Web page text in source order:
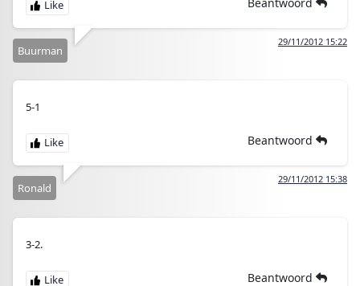
29/11/2012 15:22
Buurman
5-1
Beantwoord
29/11/2012 15:38
Ronald
3-2.
Beantwoord